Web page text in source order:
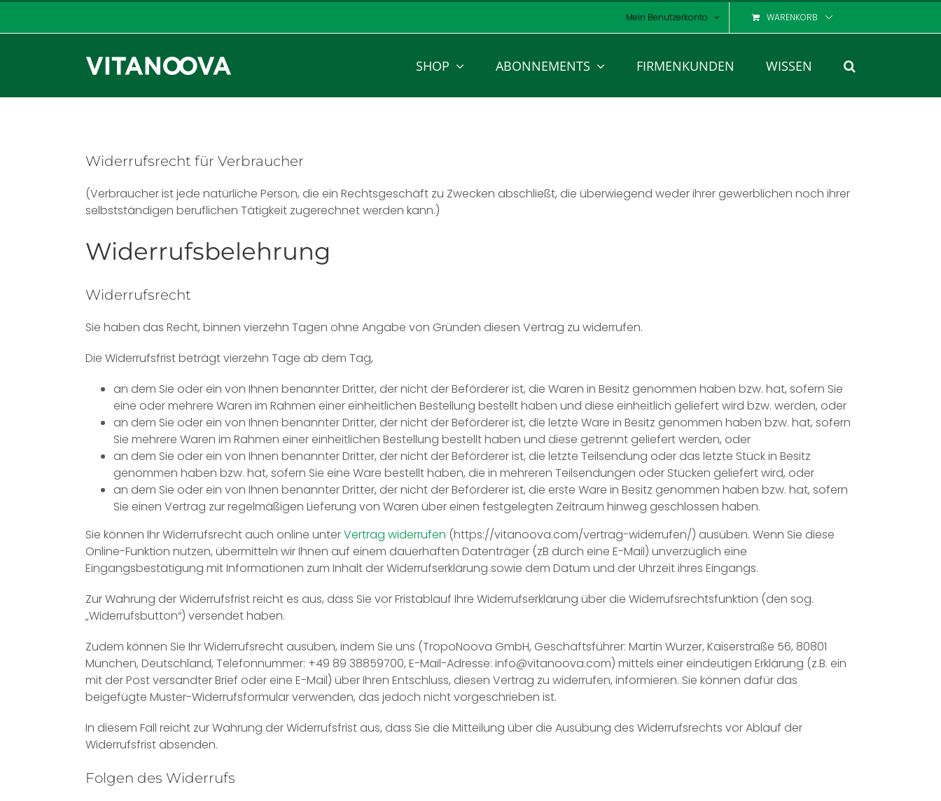
Zum
Mein Benutzerkonto WARENKORB
SHOP ABONNEMENTS FIRMENKUNDEN WISSEN
Widerrufsrecht für Verbraucher
(Verbraucher ist jede natürliche Person, die ein Rechtsgeschäft zu Zwecken abschließt, die überwiegend weder ihrer gewerblichen noch ihrer
selbstständigen beruflichen Tätigkeit zugerechnet werden kann.)
Widerrufsbelehrung
Widerrufsrecht
Sie haben das Recht, binnen vierzehn Tagen ohne Angabe von Gründen diesen Vertrag zu widerrufen.
Die Widerrufsfrist beträgt vierzehn Tage ab dem Tag,
an dem Sie oder ein von Ihnen benannter Dritter, der nicht der Beförderer ist, die Waren in Besitz genommen haben bzw. hat, sofern Sie
eine oder mehrere Waren im Rahmen einer einheitlichen Bestellung bestellt haben und diese einheitlich geliefert wird bzw. werden, oder
an dem Sie oder ein von Ihnen benannter Dritter, der nicht der Beförderer ist, die letzte Ware in Besitz genommen haben bzw. hat, sofern
Sie mehrere Waren im Rahmen einer einheitlichen Bestellung bestellt haben und diese getrennt geliefert werden, oder
an dem Sie oder ein von Ihnen benannter Dritter, der nicht der Beförderer ist, die letzte Teilsendung oder das letzte Stück in Besitz
genommen haben bzw. hat, sofern Sie eine Ware bestellt haben, die in mehreren Teilsendungen oder Stücken geliefert wird, oder
an dem Sie oder ein von Ihnen benannter Dritter, der nicht der Beförderer ist, die erste Ware in Besitz genommen haben bzw. hat, sofern
Sie einen Vertrag zur regelmäßigen Lieferung von Waren über einen festgelegten Zeitraum hinweg geschlossen haben.
Sie können Ihr Widerrufsrecht auch online unterVertrag widerrufen (https://vitanoova.com/vertrag-widerrufen/) ausüben. Wenn Sie diese
Online-Funktion nutzen, übermitteln wir Ihnen auf einem dauerhaften Datenträger (zB durch eine E-Mail) unverzüglich eine
Eingangsbestätigung mit Informationen zum Inhalt der Widerrufserklärung sowie dem Datum und der Uhrzeit ihres Eingangs.
Zur Wahrung der Widerrufsfrist reicht es aus, dass Sie vor Fristablauf Ihre Widerrufserklärung über die Widerrufsrechtsfunktion (den sog.
„Widerrufsbutton“) versendet haben.
Zudem können Sie Ihr Widerrufsrecht ausüben, indem Sie uns (TropoNoova GmbH, Geschäftsführer: Martin Wurzer, Kaiserstraße 56, 80801
München, Deutschland, Telefonnummer: +49 89 38859700, E-Mail-Adresse: info@vitanoova.com) mittels einer eindeutigen Erklärung (z.B. ein
mit der Post versandter Brief oder eine E-Mail) über Ihren Entschluss, diesen Vertrag zu widerrufen, informieren. Sie können dafür das
beigefügte Muster-Widerrufsformular verwenden, das jedoch nicht vorgeschrieben ist.
In diesem Fall reicht zur Wahrung der Widerrufsfrist aus, dass Sie die Mitteilung über die Ausübung des Widerrufsrechts vor Ablauf der
Widerrufsfrist absenden.
Folgen des Widerrufs